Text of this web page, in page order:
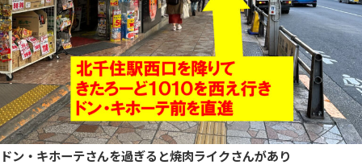
ドン・キホーテさんを過ぎると焼肉ライクさんがあり